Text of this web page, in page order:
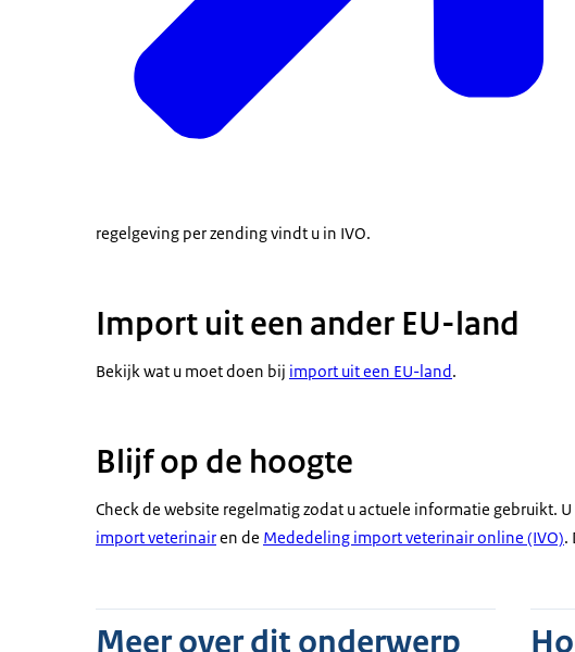
regelgeving per zending vindt u in IVO.
Import uit een ander EU-land
Bekijk wat u moet doen bij import uit een EU-land.
Blijf op de hoogte
Check de website regelmatig zodat u actuele informatie gebruikt.
import veterinairen de Mededeling import veterinair online (IVO).
Meer over dit onderwerp